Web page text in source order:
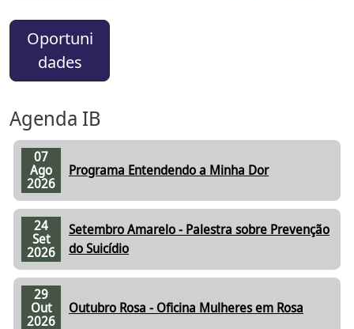
Oportuni
dades
Agenda IB
07
Ago
2026
Programa Entendendo a Minha Dor
24
Set
2026
Setembro Amarelo - Palestra sobre Prevenção
do Suicídio
29
Out
2026
Outubro Rosa - Oficina Mulheres em Rosa